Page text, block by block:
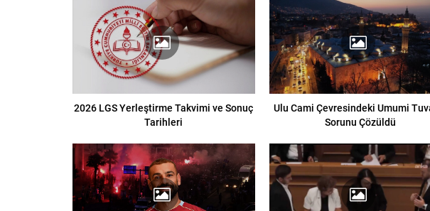
2026 LGS Yerleştirme Takvimi ve Sonuç
Tarihleri
Ulu Cami Çevresindeki Umumi
Sorunu Çözüldü